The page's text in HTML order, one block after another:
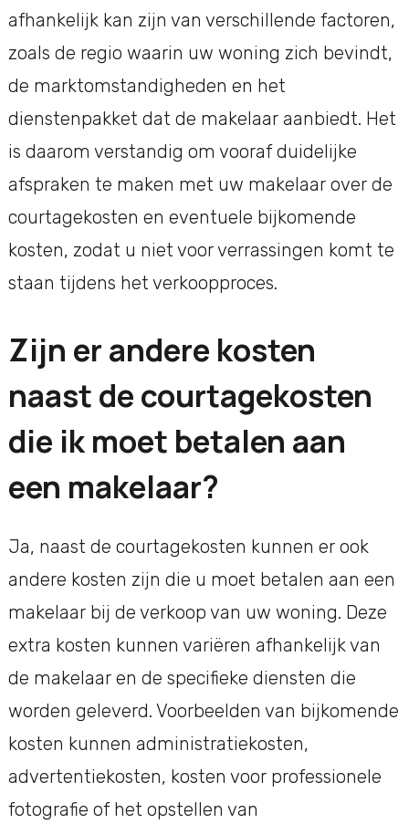
afhankelijk kan zijn van verschillende factoren,
zoals de regio waarin uw woning zich bevindt,
de marktomstandigheden en het
dienstenpakket dat de makelaar aanbiedt. Het
is daarom verstandig om vooraf duidelijke
afspraken te maken met uw makelaar over de
courtagekosten en eventuele bijkomende
kosten, zodat u niet voor verrassingen komt te
staan tijdens het verkoopproces.
Zijn er andere kosten
naast de courtagekosten
die ik moet betalen aan
een makelaar?
Ja, naast de courtagekosten kunnen er ook
andere kosten zijn die u moet betalen aan een
makelaar bij de verkoop van uw woning. Deze
extra kosten kunnen variëren afhankelijk van
de makelaar en de specifieke diensten die
worden geleverd. Voorbeelden van bijkomende
kosten kunnen administratiekosten,
advertentiekosten, kosten voor professionele
fotografie of het opstellen van